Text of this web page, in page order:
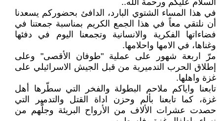
السلام عليكم ورحمة الله..
في هذا المساء الشتوي البارد، الدافئ بحضوركم يسعدنا
أن نلتقي معاً في هذا الجمع الكريم بمناسبة جمعتنا في
فضاءاتها الفكرية والانسانية وتجمعنا اليوم في دفئها
وغناها، في الامها واحلامها.
مرّ اربعة شهور على عملية "طوفان الأقصى" وعلى
إطلاق الحرب التدميرية من قبل الجيش الاسرائيلي على
غزة واهلها.
تابعنا واياكم ملاحم البطولة والفخر التي سطّرها أهل
غزة، كما تابعنا بألم وحزن اداة القتل والتدمير التي
حصدت عشرات الألاف من الأرواح البريئة وجلُّهم من